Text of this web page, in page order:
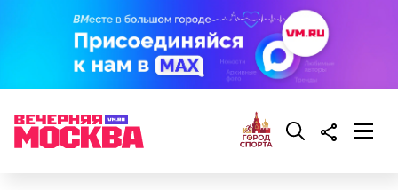
Кроме того, специалист не советует покупать
дыню с вмятиной или перележавшую в магазине
долгое время: